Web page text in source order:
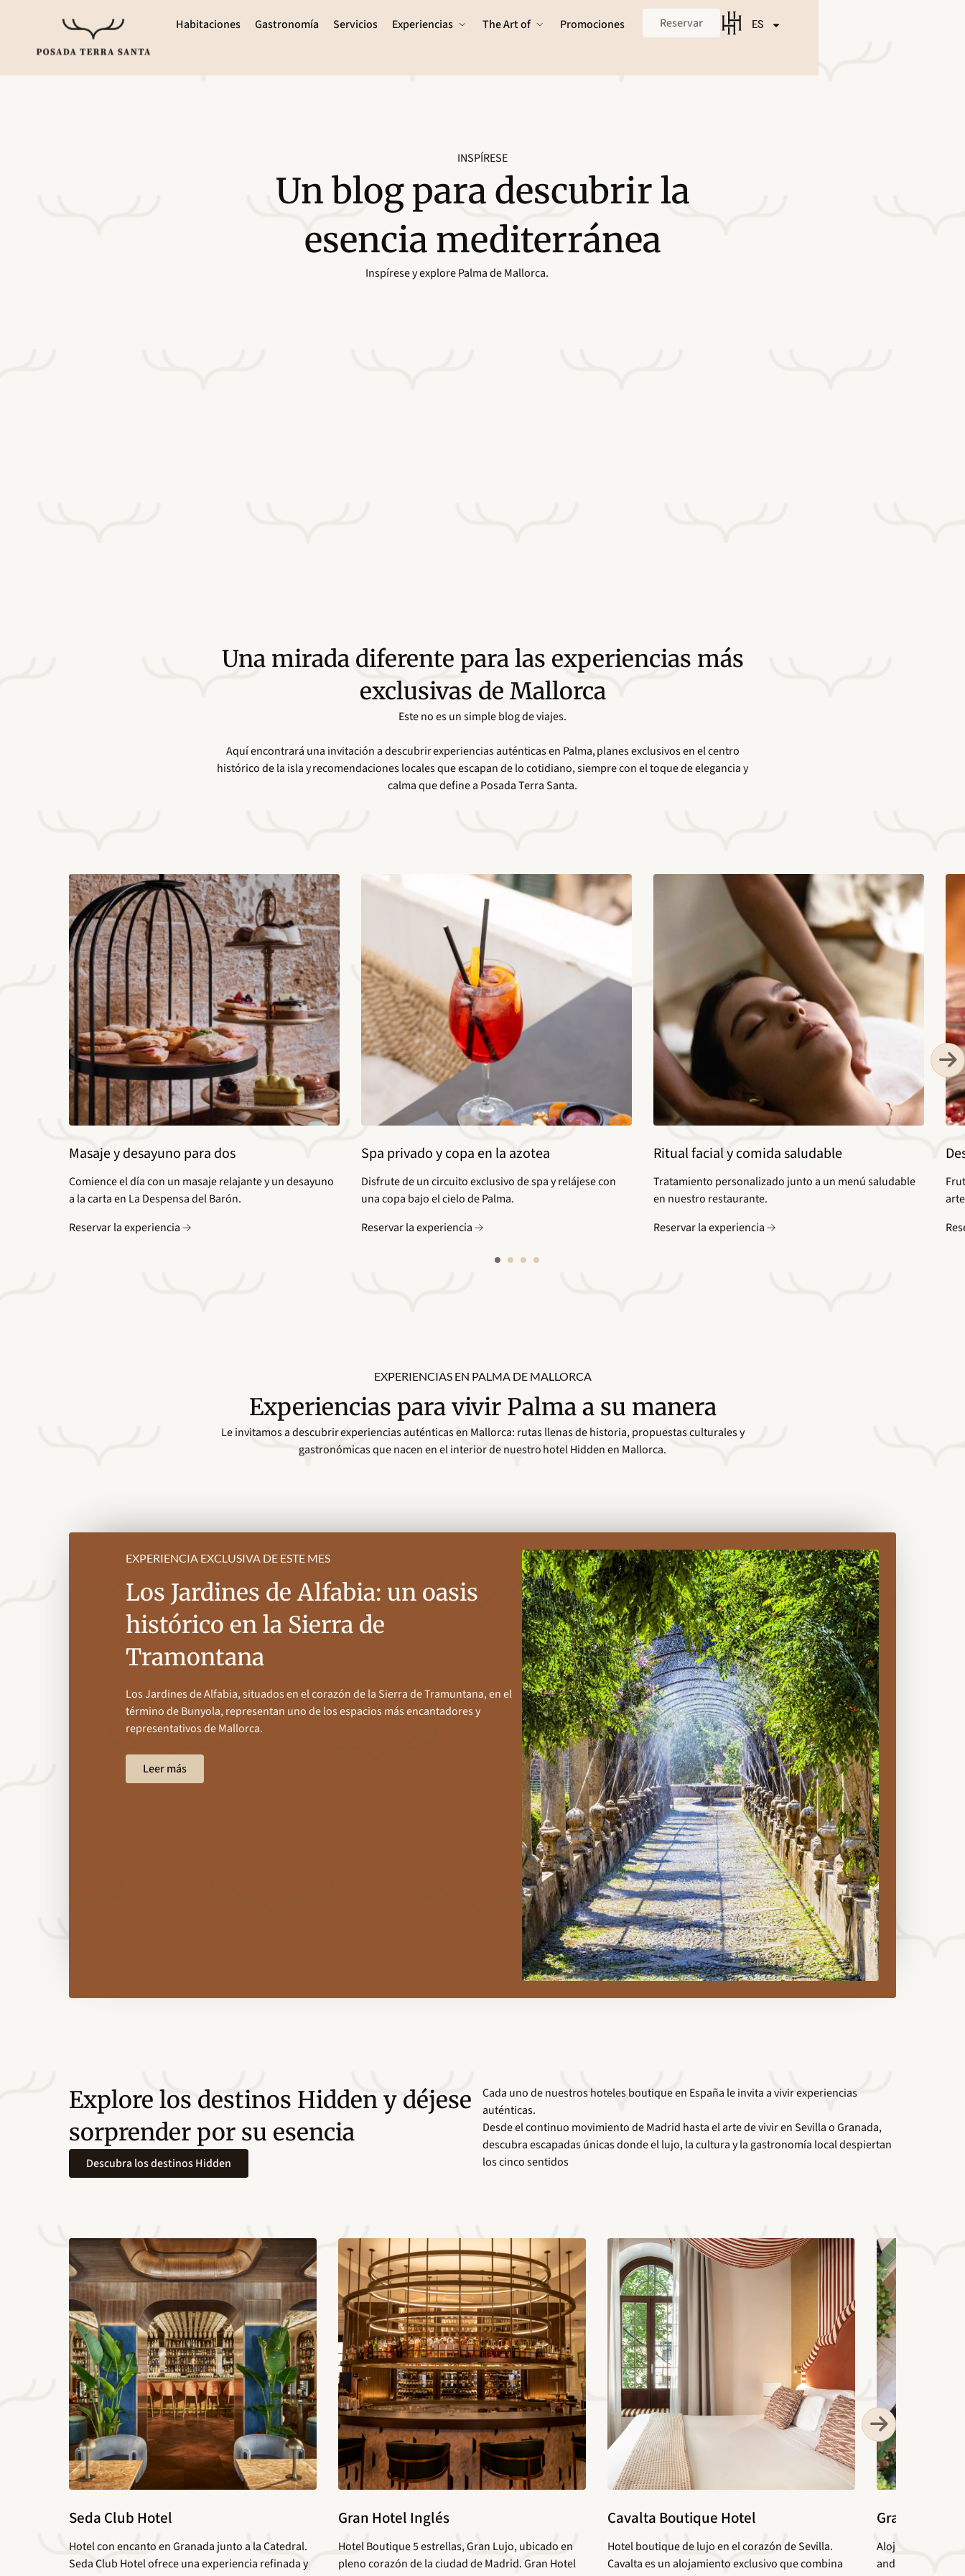
Habitaciones Gastronomía Servicios Experiencias The Art of Promociones Reservar ES
INSPÍRESE
Un blog para descubrir la
esencia mediterránea
Inspírese y explore Palma de Mallorca.
Una mirada diferente para las experiencias más
exclusivas de Mallorca
Este no es un simple blog de viajes.
Aquí encontrará una invitación a descubrir experiencias auténticas en Palma, planes exclusivos en el centro
histórico de la isla y recomendaciones locales que escapan de lo cotidiano, siempre con el toque de elegancia y
calma que define a Posada Terra Santa.
Masaje y desayuno para dos
Comience el día con un masaje relajante y un desayuno
a la carta en La Despensa del Barón.
Reservar la experiencia
Spa privado y copa en la azotea
Disfrute de un circuito exclusivo de spa y relájese con
una copa bajo el cielo de Palma.
Reservar la experiencia
Ritual facial y comida saludable
Tratamiento personalizado junto a un menú saludable
en nuestro restaurante.
Reservar la experiencia
EXPERIENCIAS EN PALMA DE MALLORCA
Experiencias para vivir Palma a su manera
Le invitamos a descubrir experiencias auténticas en Mallorca: rutas llenas de historia, propuestas culturales y
gastronómicas que nacen en el interior de nuestro hotel Hidden en Mallorca.
EXPERIENCIA EXCLUSIVA DE ESTE MES
Los Jardines de Alfabia: un oasis
histórico en la Sierra de
Tramontana
Los Jardines de Alfabia, situados en el corazón de la Sierra de Tramuntana, en el
término de Bunyola, representan uno de los espacios más encantadores y
representativos de Mallorca.
Leer más
Explore los destinos Hidden y déjese
sorprender por su esencia
Descubra los destinos Hidden
Cada uno de nuestros hoteles boutique en España le invita a vivir experiencias
auténticas.
Desde el continuo movimiento de Madrid hasta el arte de vivir en Sevilla o Granada,
descubra escapadas únicas donde el lujo, la cultura y la gastronomía local despiertan
los cinco sentidos
Seda Club Hotel
Hotel con encanto en Granada junto a la Catedral.
Seda Club Hotel ofrece una experiencia refinada y
Gran Hotel Inglés
Hotel Boutique 5 estrellas, Gran Lujo, ubicado en
pleno corazón de la ciudad de Madrid. Gran Hotel
Cavalta Boutique Hotel
Hotel boutique de lujo en el corazón de Sevilla.
Cavalta es un alojamiento exclusivo que combina
Gravina 51
Alojamiento con
andaluza.